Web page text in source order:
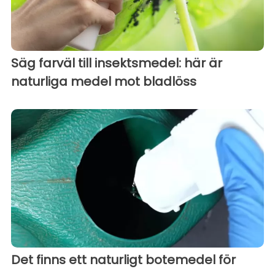
Säg farväl till insektsmedel: här är
naturliga medel mot bladlöss
Det finns ett naturligt botemedel för